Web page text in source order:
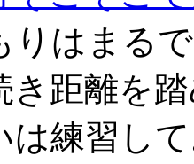
りはまる
き距離を
は練習し